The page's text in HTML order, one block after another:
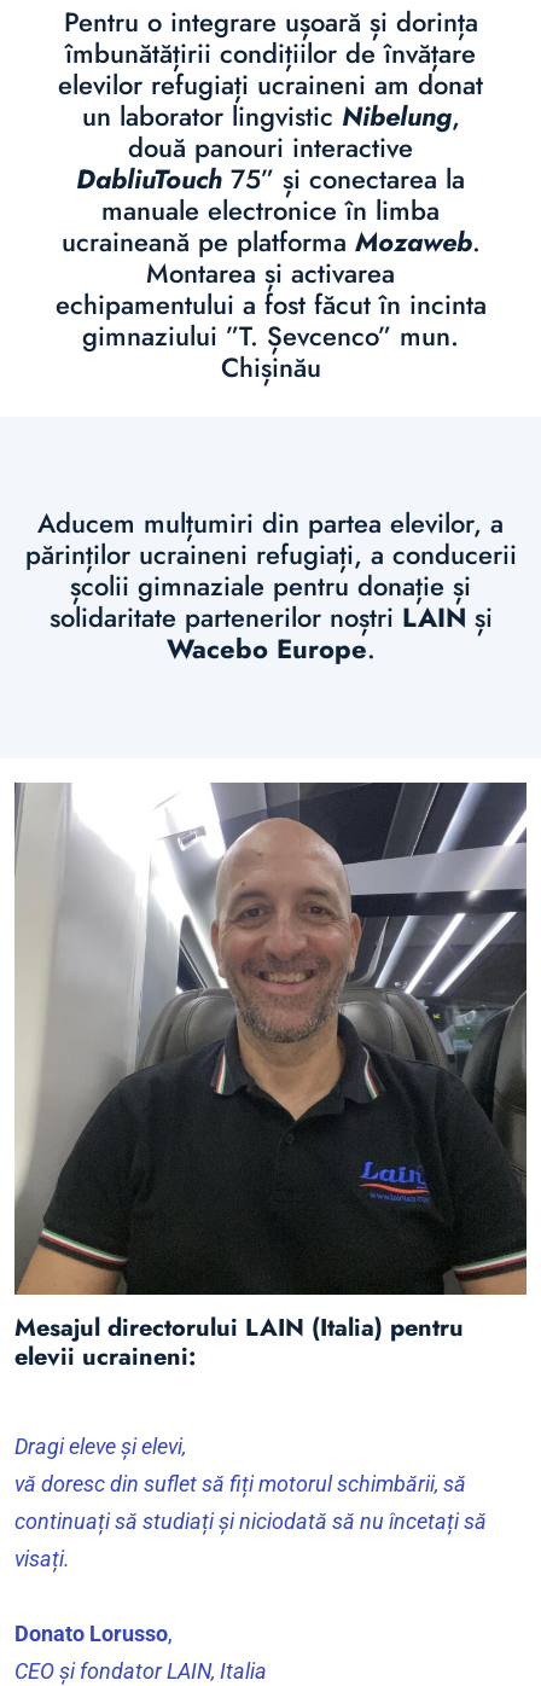
Pentru o integrare ușoară și dorința
îmbunătățirii condițiilor de învățare
elevilor refugiați ucraineni am donat
un laborator lingvistic Nibelung,
două panouri interactive
DabliuTouch 75” și conectarea la
manuale electronice în limba
ucraineană pe platforma Mozaweb.
Montarea și activarea
echipamentului a fost făcut în incinta
gimnaziului ”T. Șevcenco” mun.
Chișinău
Aducem mulțumiri din partea elevilor, a
părinților ucraineni refugiați, a conducerii
școlii gimnaziale pentru donație și
solidaritate partenerilor noștri LAIN și
Wacebo Europe.
Mesajul directorului LAIN (Italia) pentru
elevii ucraineni:
Dragi eleve și elevi,
vă doresc din suflet să fiți motorul schimbării, să
continuați să studiați și niciodată să nu încetați să
visați.
Donato Lorusso,
CEO și fondator LAIN, Italia